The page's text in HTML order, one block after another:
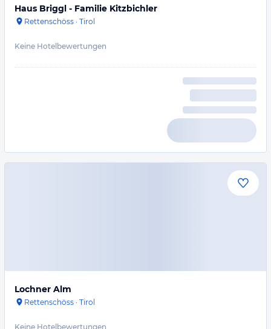
Haus Briggl - Familie Kitzbichler
Rettenschöss · Tirol
Keine Hotelbewertungen
Lochner Alm
Rettenschöss · Tirol
Keine Hotelbewertungen